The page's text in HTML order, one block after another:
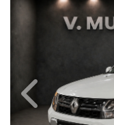
Previous